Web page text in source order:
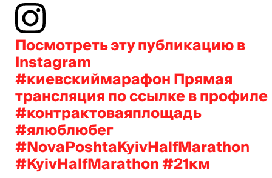
Посмотреть эту публикацию в
Instagram
#киевскиймарафон Прямая
трансляция по ссылке в профиле
#контрактоваяплощадь
#ялюблюбег
#NovaPoshtaKyivHalfMarathon
#KyivHalfMarathon #21км